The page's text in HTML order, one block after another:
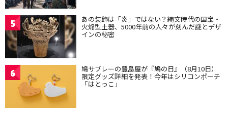
5 あの装飾は「炎」ではない？縄文時代の国宝・
火焔型土器、5000年前の人々が刻んだ謎とデザ
インの秘密
6 鳩サブレーの豊島屋が『鳩の日』（8月10日）
限定グッズ詳細を発表！今年はシリコンポーチ
「はとっこ」